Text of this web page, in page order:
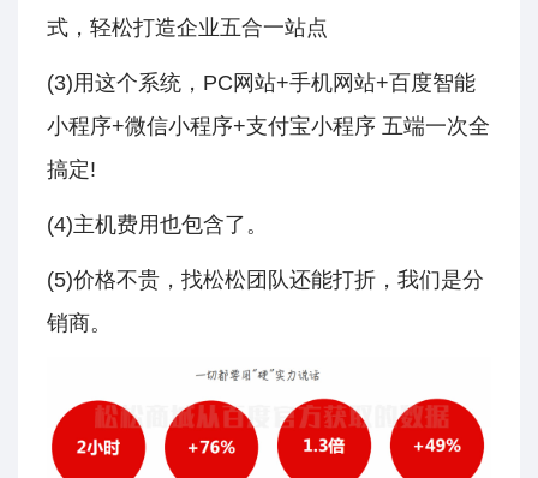
式，轻松打造企业五合一站点
(3)用这个系统，PC网站+手机网站+百度智能
小程序+微信小程序+支付宝小程序 五端一次全
搞定!
(4)主机费用也包含了。
(5)价格不贵，找松松团队还能打折，我们是分
销商。